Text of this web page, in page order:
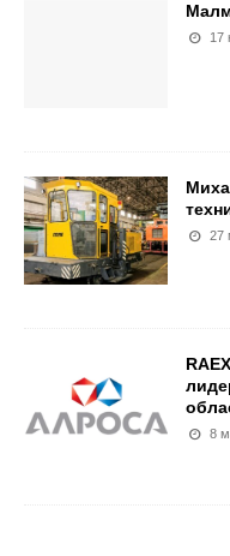
17
27
8